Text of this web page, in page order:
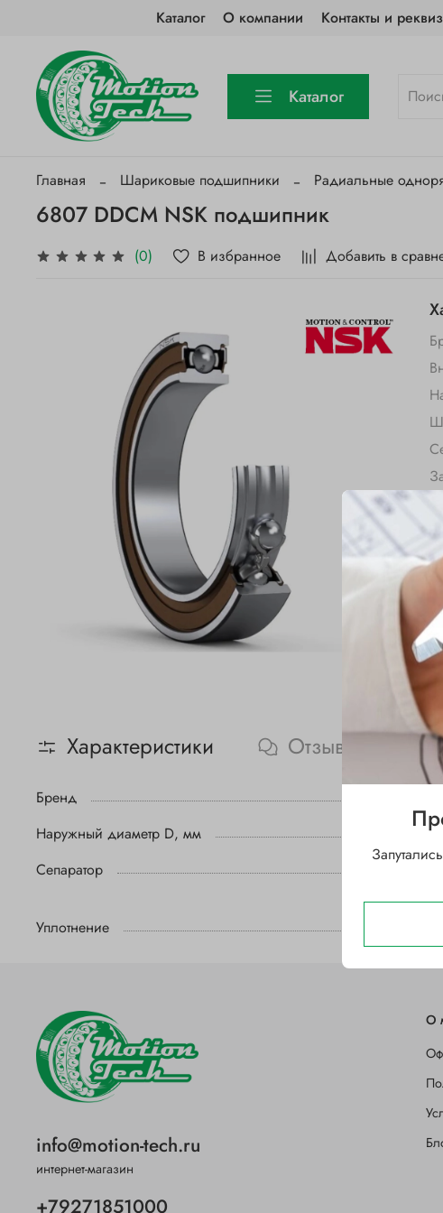
Каталог О компании Контакты и
Каталог
Главная Шариковые подшипники Радиальные
6807 DDCM NSK подшипник
(0) В избранное Добавить в
Характеристики Отзывы
Бренд
Наружный диаметр D, мм
Сепаратор
Уплотнение
DD
с
О
info@motion-tech.ru
интернет-магазин
+79271851000